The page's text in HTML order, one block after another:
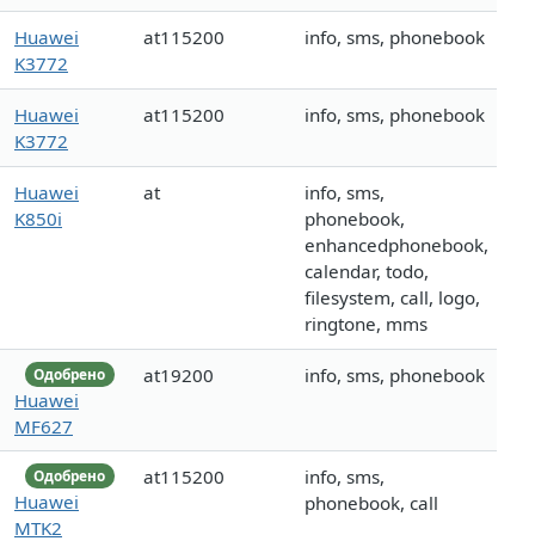
Huawei
K3772
at115200 info, sms, phonebook
Huawei
K3772
at115200 info, sms, phonebook
Huawei
K850i
at
info, sms,
phonebook,
enhancedphonebook,
calendar, todo,
filesystem, call, logo,
ringtone, mms
Одобрено
Huawei
MF627
at19200 info, sms, phonebook
Одобрено
Huawei
MTK2
at115200
info, sms,
phonebook, call